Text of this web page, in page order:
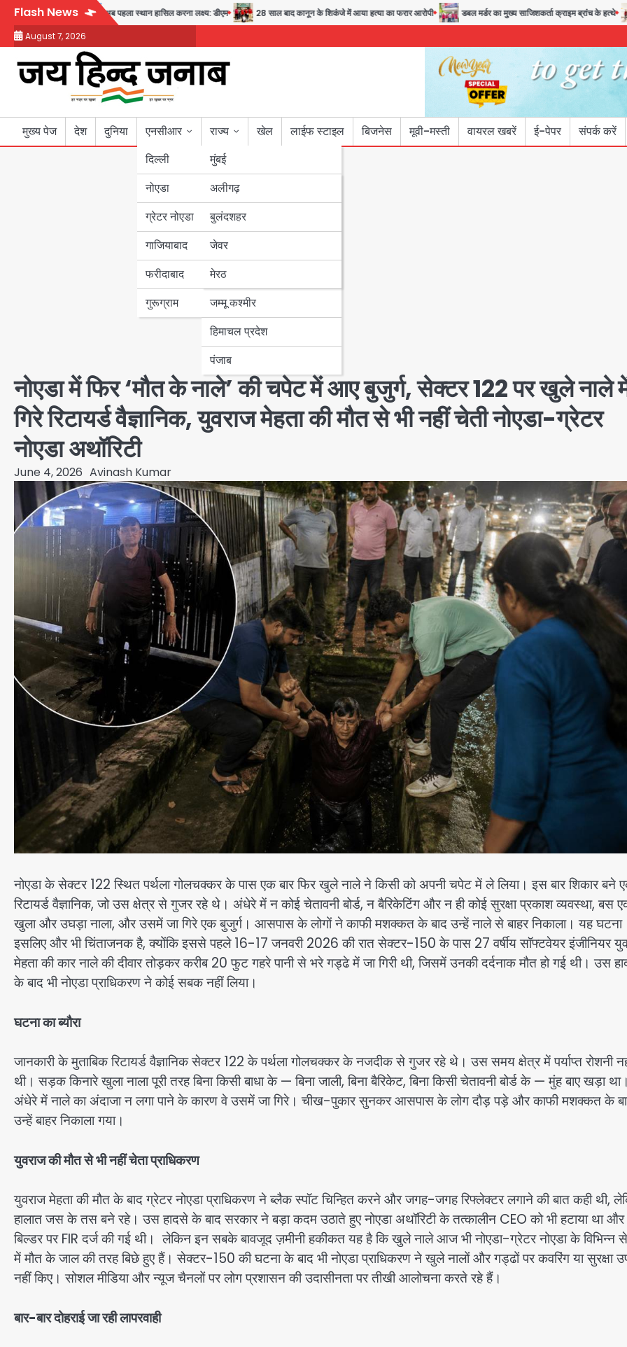
Skip
content
Flash News
सुरक्षा का संदेश अब पहला स्थान हासिल करना लक्ष्य: डीएम 28 साल बाद कानून के शिकंजे में आया हत्या का फरार आरोपी डबल मर्डर का मुख्य साजिशकर्ता क्राइम ब्रांच के हत्थे
August 7, 2026
मुख्य पेज देश दुनिया
एनसीआर
दिल्ली
नोएडा
ग्रेटर नोएडा
गाजियाबाद
फरीदाबाद
गुरूग्राम
राज्य
मुंबई
उत्तर प्रदेश
अलीगढ़
बुलंदशहर
जेवर
मेरठ
बिहार
पंजाब
हरियाणा
जम्मू कश्मीर
हिमाचल प्रदेश
पंजाब
खेल लाईफ स्टाइल बिजनेस मूवी-मस्ती वायरल खबरें ई-पेपर संपर्क करें
नोएडा में फिर ‘मौत के नाले’ की चपेट में आए बुजुर्ग, सेक्टर 122 पर खुले नाले
गिरे रिटायर्ड वैज्ञानिक, युवराज मेहता की मौत से भी नहीं चेती नोएडा-ग्रेटर
नोएडा अथॉरिटी
June 4, 2026 Avinash Kumar
नोएडा के सेक्टर 122 स्थित पर्थला गोलचक्कर के पास एक बार फिर खुले नाले ने किसी को अपनी चपेट में ले लिया। इस बार शिकार बने
रिटायर्ड वैज्ञानिक, जो उस क्षेत्र से गुजर रहे थे। अंधेरे में न कोई चेतावनी बोर्ड, न बैरिकेटिंग और न ही कोई सुरक्षा प्रकाश व्यवस्था, बस
खुला और उघड़ा नाला, और उसमें जा गिरे एक बुजुर्ग। आसपास के लोगों ने काफी मशक्कत के बाद उन्हें नाले से बाहर निकाला। यह घटना
इसलिए और भी चिंताजनक है, क्योंकि इससे पहले 16-17 जनवरी 2026 की रात सेक्टर-150 के पास 27 वर्षीय सॉफ्टवेयर इंजीनियर
मेहता की कार नाले की दीवार तोड़कर करीब 20 फुट गहरे पानी से भरे गड्ढे में जा गिरी थी, जिसमें उनकी दर्दनाक मौत हो गई थी। उस
के बाद भी नोएडा प्राधिकरण ने कोई सबक नहीं लिया।
घटना का ब्यौरा
जानकारी के मुताबिक रिटायर्ड वैज्ञानिक सेक्टर 122 के पर्थला गोलचक्कर के नजदीक से गुजर रहे थे। उस समय क्षेत्र में पर्याप्त रोशनी
थी। सड़क किनारे खुला नाला पूरी तरह बिना किसी बाधा के — बिना जाली, बिना बैरिकेट, बिना किसी चेतावनी बोर्ड के — मुंह बाए खड़ा था।
अंधेरे में नाले का अंदाजा न लगा पाने के कारण वे उसमें जा गिरे। चीख-पुकार सुनकर आसपास के लोग दौड़ पड़े और काफी मशक्कत के
उन्हें बाहर निकाला गया।
युवराज की मौत से भी नहीं चेता प्राधिकरण
युवराज मेहता की मौत के बाद ग्रेटर नोएडा प्राधिकरण ने ब्लैक स्पॉट चिन्हित करने और जगह-जगह रिफ्लेक्टर लगाने की बात कही थी,
हालात जस के तस बने रहे। उस हादसे के बाद सरकार ने बड़ा कदम उठाते हुए नोएडा अथॉरिटी के तत्कालीन CEO को भी हटाया था और
बिल्डर पर FIR दर्ज की गई थी। लेकिन इन सबके बावजूद ज़मीनी हकीकत यह है कि खुले नाले आज भी नोएडा-ग्रेटर नोएडा के विभिन्न
में मौत के जाल की तरह बिछे हुए हैं। सेक्टर-150 की घटना के बाद भी नोएडा प्राधिकरण ने खुले नालों और गड्ढों पर कवरिंग या सुरक्षा
नहीं किए। सोशल मीडिया और न्यूज चैनलों पर लोग प्रशासन की उदासीनता पर तीखी आलोचना करते रहे हैं।
बार-बार दोहराई जा रही लापरवाही